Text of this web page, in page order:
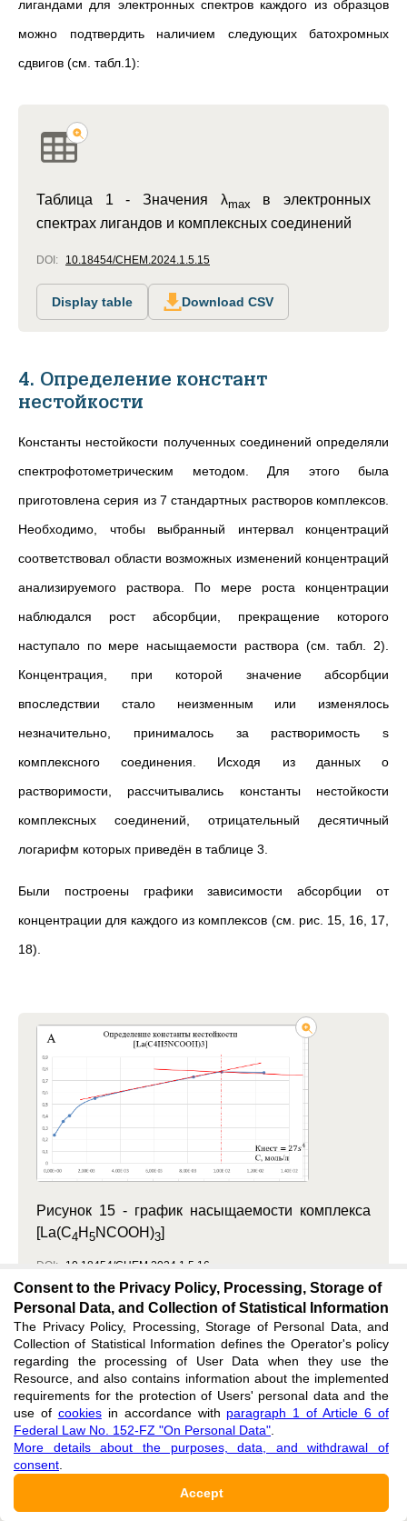
лигандами для электронных спектров каждого из образцов
можно подтвердить наличием следующих батохромных
сдвигов (см. табл.1):
Таблица 1 - Значения λmax в электронных
спектрах лигандов и комплексных соединений
DOI: 10.18454/CHEM.2024.1.5.15
Display table Download CSV
4. Определение констант
нестойкости
Константы нестойкости полученных соединений определяли
спектрофотометрическим методом. Для этого была
приготовлена серия из 7 стандартных растворов комплексов.
Необходимо, чтобы выбранный интервал концентраций
соответствовал области возможных изменений концентраций
анализируемого раствора. По мере роста концентрации
наблюдался рост абсорбции, прекращение которого
наступало по мере насыщаемости раствора (см. табл. 2).
Концентрация, при которой значение абсорбции
впоследствии стало неизменным или изменялось
незначительно, принималось за растворимость s
комплексного соединения. Исходя из данных о
растворимости, рассчитывались константы нестойкости
комплексных соединений, отрицательный десятичный
логарифм которых приведён в таблице 3.
Были построены графики зависимости абсорбции от
концентрации для каждого из комплексов (см. рис. 15, 16, 17,
18).
Рисунок 15 - график насыщаемости комплекса
[La(C4H 5NCOOH)3]
DOI: 10.18454/CHEM.2024.1.5.16
Display full size Download image
Consent to the Privacy Policy, Processing, Storage of
Personal Data, and Collection of Statistical Information
The Privacy Policy, Processing, Storage of Personal Data, and
Collection of Statistical Information defines the Operator's policy
regarding the processing of User Data when they use the
Resource, and also contains information about the implemented
requirements for the protection of Users' personal data and the
use of cookiesin accordance with paragraph 1 of Article 6 of
Federal Law No. 152-FZ "On Personal Data"
More details about the purposes, data, and withdrawal of
consent
Accept